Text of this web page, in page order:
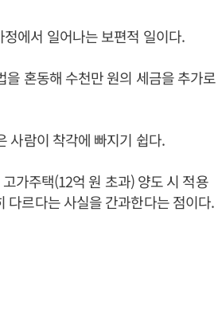
에서 일어나는 보편적 일이다.
혼동해 수천만 원의 세금을 추가로
사람이 착각에 빠지기 쉽다.
가주택(12억 원 초과) 양도 시 적용
다르다는 사실을 간과한다는 점이다.